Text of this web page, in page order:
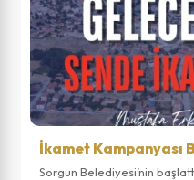
İkamet Kampanyası
Sorgun Belediyesi’nin